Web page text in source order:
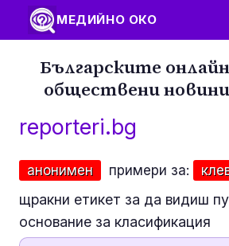
МЕДИЙНО ОКО
Българските
обществени
reporteri.bg
анонимен примери за:
щракни етикет за да видиш
основание за класификация